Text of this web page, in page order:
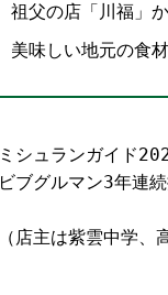
祖父の店「川福」
美味しい地元の食
ミシュランガイド
ビブグルマン3年連
（店主は紫雲中学、